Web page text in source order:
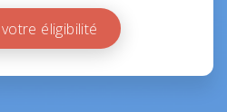
Vérifier votre éligibilité